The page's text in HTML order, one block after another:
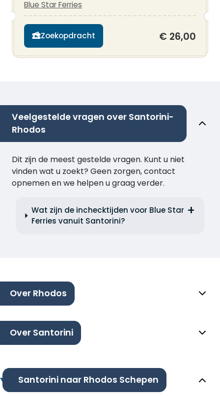
Blue Star Ferries
Zoekopdracht € 26,00
Veelgestelde vragen over Santorini-
Rhodos
Dit zijn de meest gestelde vragen. Kunt u niet
vinden wat u zoekt? Geen zorgen, contact
opnemen en we helpen u graag verder.
Wat zijn de inchecktijden voor Blue Star
Ferries vanuit Santorini?
Over Rhodos
Over Santorini
Santorini naar Rhodos Schepen